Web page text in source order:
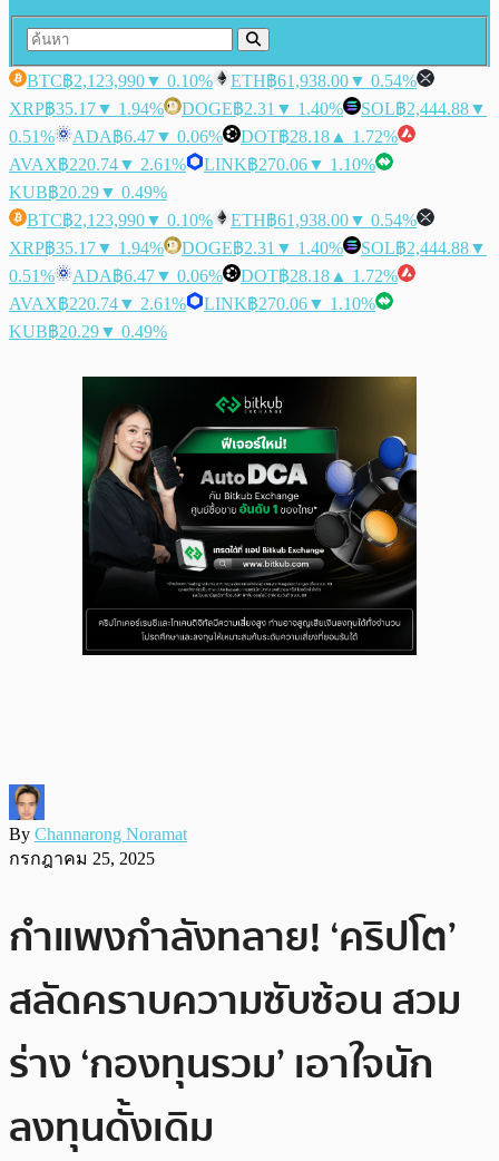
BTC฿2,123,990▼ 0.10% ETH฿61,938.00▼ 0.54%
XRP฿35.17▼ 1.94% DOGE฿2.31 ▼ 1.40% SOL฿2,444.88▼
0.51%
ADA฿6.47▼ 0.06% DOT฿28.18 ▲ 1.72%
AVAX฿220.74▼ 2.61% LINK฿270.06▼ 1.10%
KUB฿20.29▼ 0.49%
BTC฿2,123,990▼ 0.10% ETH฿61,938.00▼ 0.54%
XRP฿35.17▼ 1.94% DOGE฿2.31 ▼ 1.40% SOL฿2,444.88▼
0.51%
ADA฿6.47▼ 0.06% DOT฿28.18 ▲ 1.72%
AVAX฿220.74▼ 2.61% LINK฿270.06▼ 1.10%
KUB฿20.29▼ 0.49%
By Channarong Noramat
กรกฎาคม 25, 2025
กำแพงกำลังทลาย! ‘คริปโต’
สลัดคราบความซับซ้อน สวม
ร่าง ‘กองทุนรวม’ เอาใจนัก
ลงทุนดั้งเดิม